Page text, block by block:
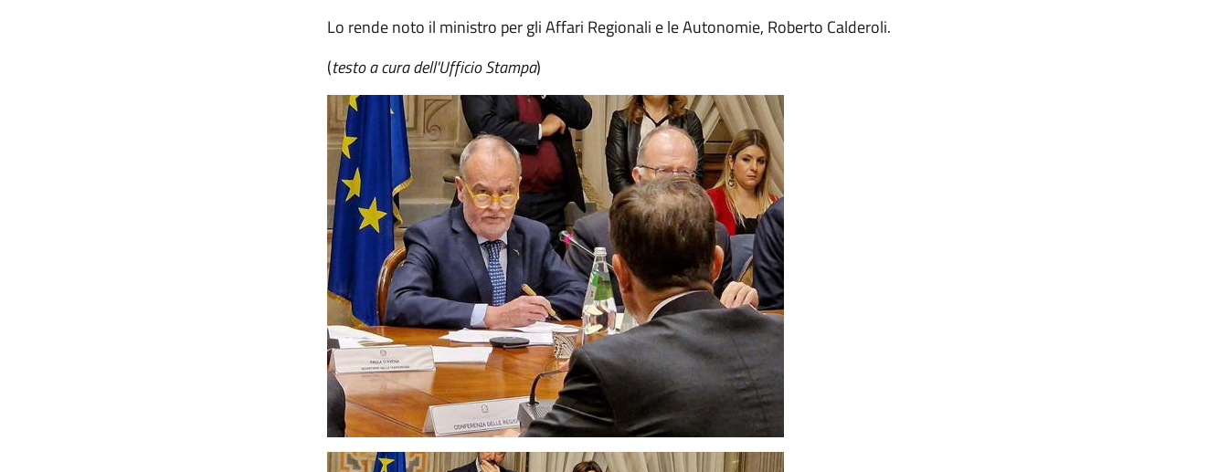
Lo rende noto il ministro per gli Affari Regionali e le Autonomie, Roberto Calderoli.
(testo a cura dell'Ufficio Stampa)